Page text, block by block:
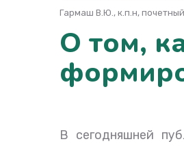
Гармаш В.Ю., к.п.н,
О том,
В сегодняшней